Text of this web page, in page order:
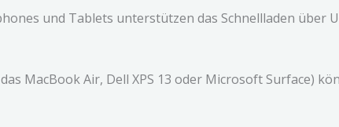
und Tablets unterstützen das Schnellladen über
MacBook Air, Dell XPS 13 oder Microsoft Surface)